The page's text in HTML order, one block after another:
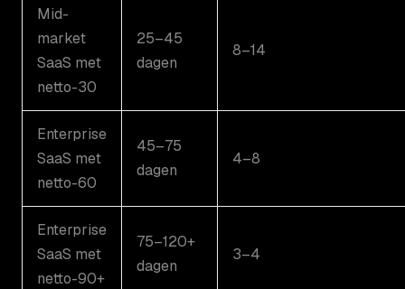
Mid-
market
SaaS met
netto-30
25–45
dagen
8–14
Enterprise
SaaS met
netto-60
45–75
dagen
4–8
Enterprise
SaaS met
netto-90+
75–120+
dagen
3–4